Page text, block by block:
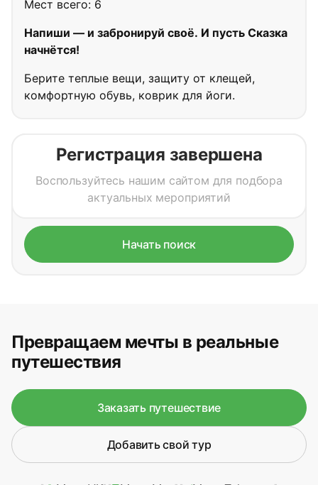
Мест всего: 6
Напиши — и забронируй своё. И пусть Сказка
начнётся!
Берите теплые вещи, защиту от клещей,
комфортную обувь, коврик для йоги.
Регистрация завершена
Воспользуйтесь нашим сайтом для подбора
актуальных мероприятий
Начать поиск
Превращаем мечты в реальные
путешествия
Заказать путешествие
Добавить свой тур